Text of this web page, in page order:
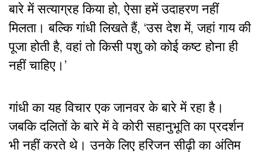
बारे में सत्याग्रह किया हो, ऐसा हमें उदाहरण नहीं
मिलता। बल्कि गांधी लिखते हैं, ‘उस देश में, जहां गाय की
पूजा होती है, वहां तो किसी पशु को कोई कष्ट होना ही
नहीं चाहिए।’
गांधी का यह विचार एक जानवर के बारे में रहा है।
जबकि दलितों के बारे में वे कोरी सहानुभूति का प्रदर्शन
भी नहीं करते थे। उनके लिए हरिजन सीढ़ी का अंतिम